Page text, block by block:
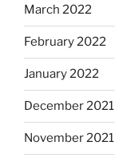
March 2022
February 2022
January 2022
December 2021
November 2021